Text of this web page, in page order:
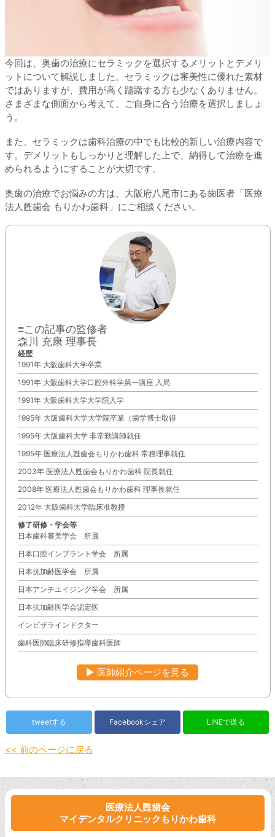
今回は、奥歯の治療にセラミックを選択するメリットとデメリ
ットについて解説しました。セラミックは審美性に優れた素材
ではありますが、費用が高く躊躇する方も少なくありません。
さまざまな側面から考えて、ご自身に合う治療を選択しましょ
う。
また、セラミックは歯科治療の中でも比較的新しい治療内容で
す。デメリットもしっかりと理解した上で、納得して治療を進
められるようにすることが大切です。
奥歯の治療でお悩みの方は、大阪府八尾市にある歯医者「医療
法人甦歯会 もりかわ歯科」にご相談ください。
■この記事の監修者
森川 充康 理事長
経歴
1991年 大阪歯科大学卒業
1991年 大阪歯科大学口腔外科学第一講座 入局
1991年 大阪歯科大学大学院入学
1995年 大阪歯科大学大学院卒業（歯学博士取得
1995年 大阪歯科大学 非常勤講師就任
1995年 医療法人甦歯会もりかわ歯科 常務理事就任
2003年 医療法人甦歯会もりかわ歯科 院長就任
2008年 医療法人甦歯会もりかわ歯科 理事長就任
2012年 大阪歯科大学臨床准教授
修了研修・学会等
日本歯科審美学会 所属
日本口腔インプラント学会 所属
日本抗加齢医学会 所属
日本アンチエイジング学会 所属
日本抗加齢医学会認定医
インビザラインドクター
歯科医師臨床研修指導歯科医師
▶︎ 医師紹介ページを見る
tweetする Facebookシェア LINEで送る
<< 前のページに戻る
医療法人甦歯会
マイデンタルクリニックもりかわ歯科